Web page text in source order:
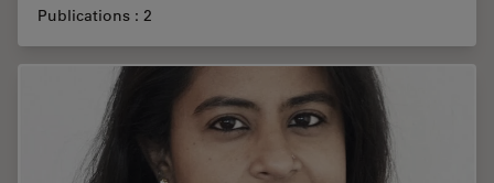
Publications : 2